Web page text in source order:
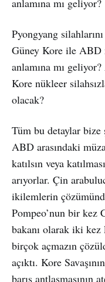
anlamına mı geliyor?
Pyongyang
Güney Kore ile ABD
anlamına mı
Kore nükleer
olacak?
Tüm bu detaylar
ABD arasındaki
katılsın veya
arıyorlar. Çin
ikilemlerin
Pompeo’nun bir kez
bakanı olarak iki kez
birçok açmazın
açıktı. Kore
barış antlaşmasının